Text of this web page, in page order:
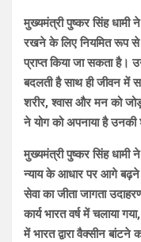
मुख्यमंत्री पुष्कर सिंह धामी
रखने के लिए नियमित रूप से
प्राप्त किया जा सकता है।
बदलती है साथ ही जीवन में
शरीर, श्वास और मन को
ने योग को अपनाया है
मुख्यमंत्री पुष्कर सिंह धामी
न्याय के आधार पर आगे बढ़ने
सेवा का जीता जागता
कार्य भारत वर्ष में चलाया
में भारत द्वारा वैक्सीन